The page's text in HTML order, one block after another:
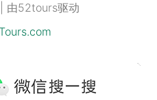
由52tours驱动